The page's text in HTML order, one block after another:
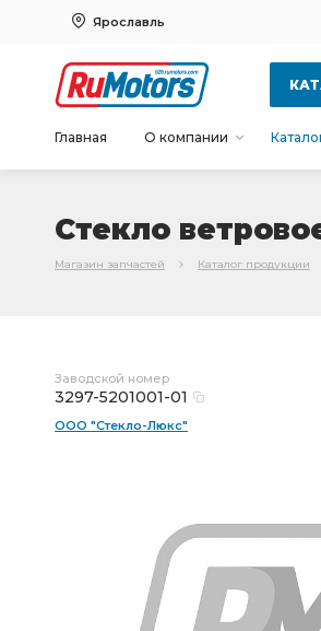
Ярославль
Главная О компании
Стекло
Магазин запчастей Каталог продукции
Заводской номер
3297-5201001-01
ООО "Стекло-Люкс"